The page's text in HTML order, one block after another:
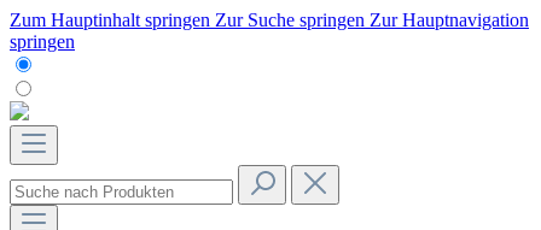
Zum Hauptinhalt springen Zur Suche springen Zur Hauptnavigation
springen